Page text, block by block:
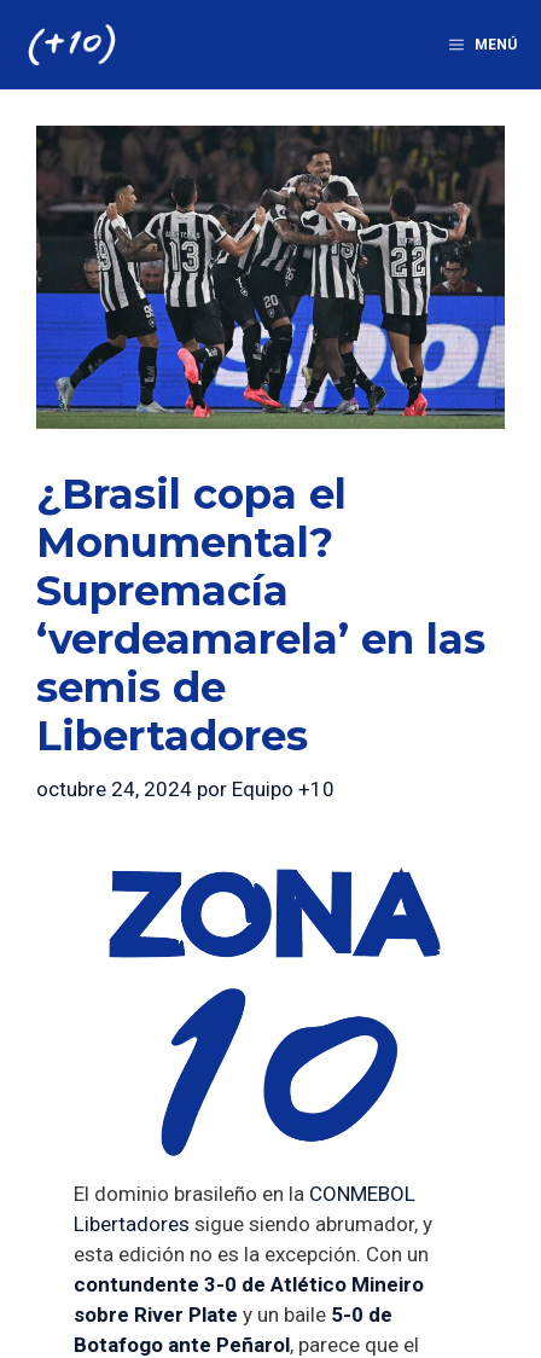
MENÚ
¿Brasil copa el
Monumental?
Supremacía
‘verdeamarela’ en las
semis de
Libertadores
octubre 24, 2024 por Equipo +10
El dominio brasileño en la CONMEBOL
Libertadores sigue siendo abrumador, y
esta edición no es la excepción. Con un
contundente 3-0 de Atlético Mineiro
sobre River Plate y un baile 5-0 de
Botafogo ante Peñarol, parece que el